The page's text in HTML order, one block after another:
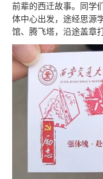
前辈的西迁故事。同学
体中心出发，途经思源
馆、腾飞塔，沿途盖章